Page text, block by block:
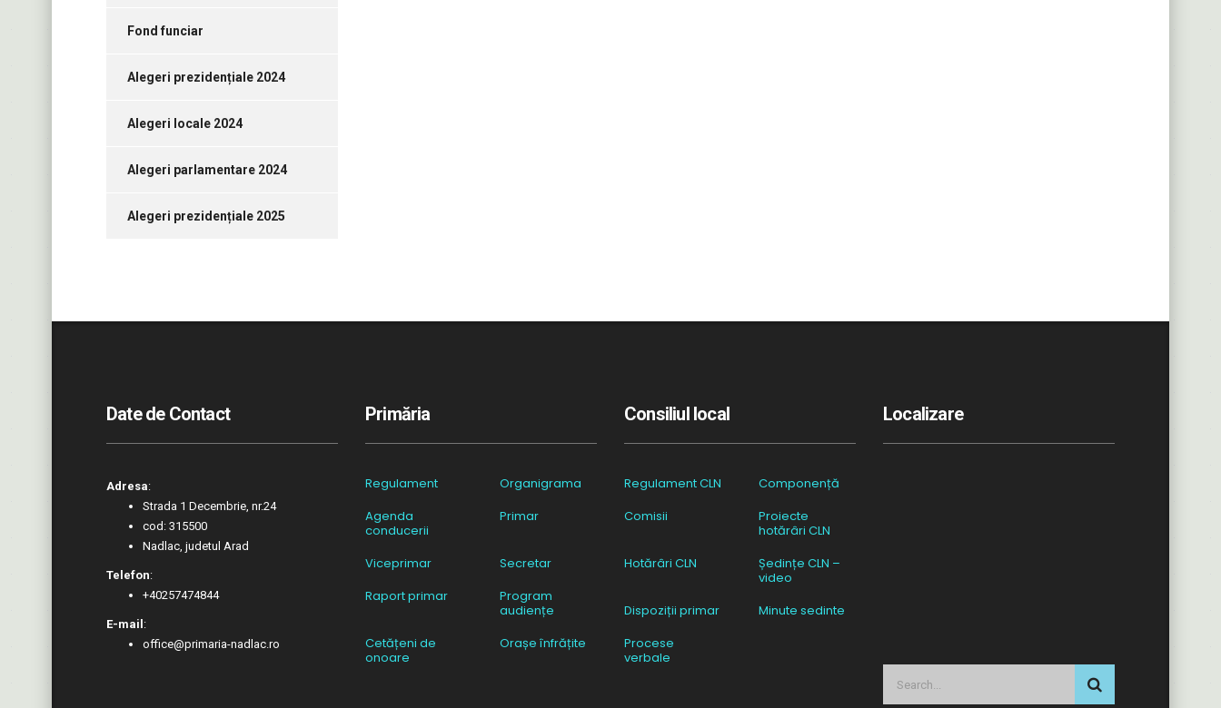
Fond funciar
Alegeri prezidențiale 2024
Alegeri locale 2024
Alegeri parlamentare 2024
Alegeri prezidențiale 2025
Date de Contact
Adresa:
Strada 1 Decembrie, nr.24
cod: 315500
Nadlac, judetul Arad
Telefon:
+40257474844
E-mail :
office@primaria-nadlac.ro
Primăria
Regulament
Organigrama
Agenda
conducerii
Primar
Viceprimar
Secretar
Raport primar
Program
audiențe
Cetățeni de
onoare
Orașe înfrățite
Consiliul local
Regulament CLN
Componență
Comisii
Proiecte
hotărâri CLN
Hotărâri CLN
Ședințe CLN –
video
Dispoziții primar
Minute sedinte
Procese
verbale
Localizare